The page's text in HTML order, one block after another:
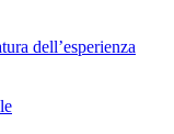
dell’esperienza